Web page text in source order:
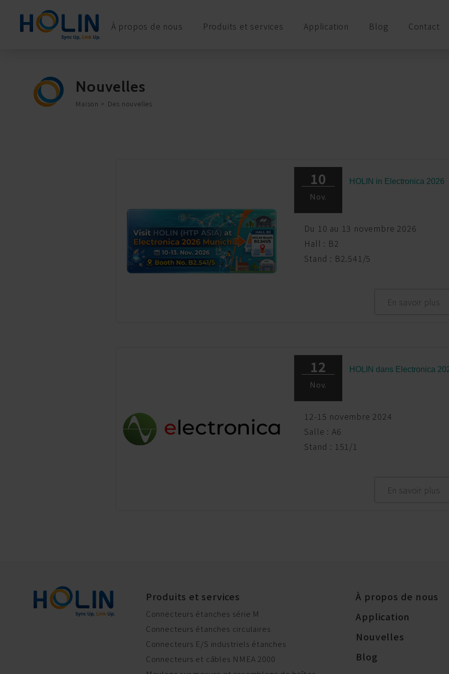
À propos de nous Produits et services Application Blog Contact
Nouvelles
Maison Des nouvelles
10
Nov.
HOLIN in Electronica 2026
Du 10 au 13 novembre 2026
Hall : B2
Stand : B2.541/5
En savoir plus
12
Nov.
HOLIN dans Electronica
12-15 novembre 2024
Salle : A6
Stand : 151/1
En savoir plus
Produits et services
Connecteurs étanches série M
Connecteurs étanches circulaires
Connecteurs E/S industriels étanches
Connecteurs et câbles NMEA 2000
À propos de nous
Application
Nouvelles
Blog
Panneau de gestion des cookies